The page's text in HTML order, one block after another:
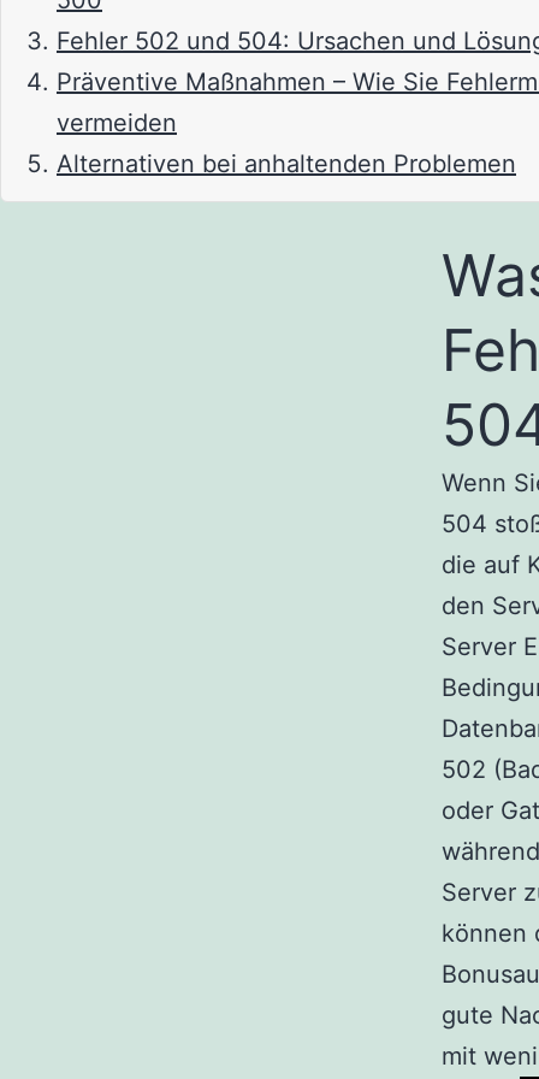
Fehler 502 und 504: Ursachen und
Präventive Maßnahmen – Wie Sie
vermeiden
Alternativen bei anhaltenden Problemen
Wenn
504
die auf
den
Server
502
oder
Server
können
gute
mit